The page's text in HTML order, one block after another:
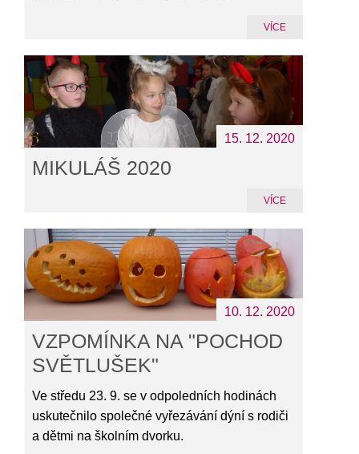
VÍCE
15. 12. 2020
MIKULÁŠ 2020
VÍCE
10. 12. 2020
VZPOMÍNKA NA "POCHOD
SVĚTLUŠEK"
Ve středu 23. 9. se v odpoledních hodinách
uskutečnilo společné vyřezávání dýní s rodiči
a dětmi na školním dvorku.